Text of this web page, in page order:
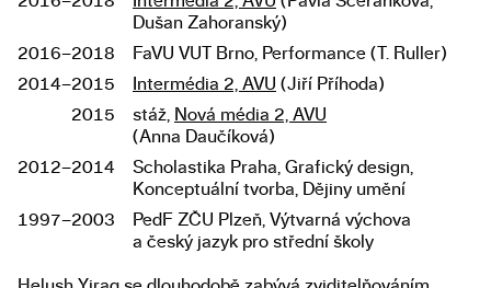
Dušan Zahoranský)
2016–2018
FaVU VUT Brno, Performance (T. Ruller)
2014–2015
Intermédia 2, AVU (Jiří Příhoda)
2015
stáž, Nová média 2, AVU
(Anna Daučíková)
2012–2014
Scholastika Praha, Grafický design,
Konceptuální tvorba, Dějiny umění
1997–2003
PedF ZČU Plzeň, Výtvarná výchova
a český jazyk pro střední školy